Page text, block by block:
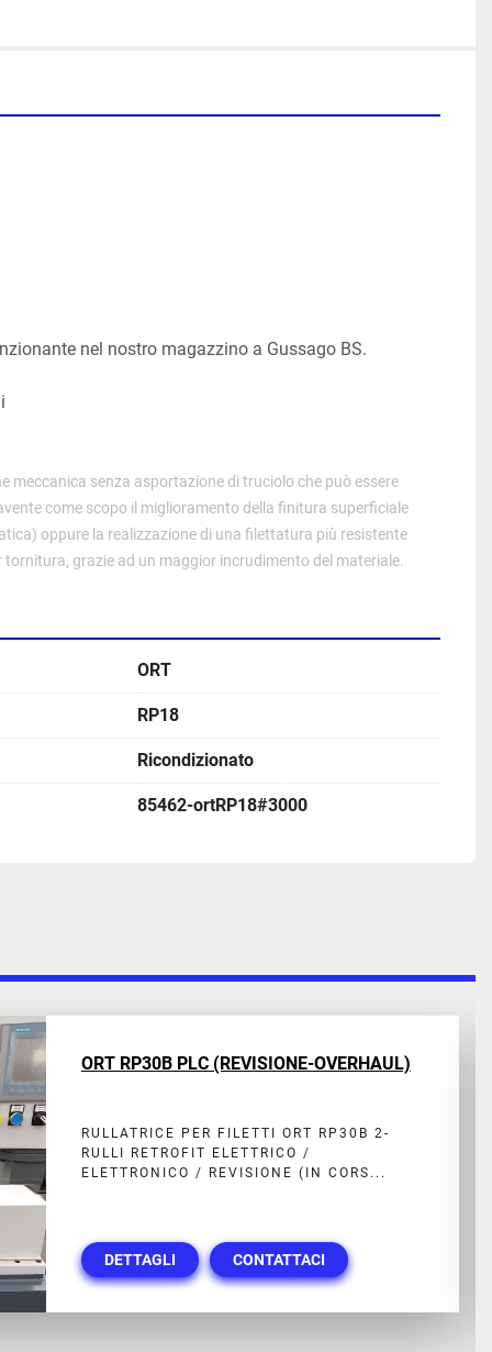
nel nostro magazzino a Gussago BS.
meccanica senza asportazione di truciolo che può essere
come scopo il miglioramento della finitura superficiale
) oppure la realizzazione di una filettatura più resistente
tornitura, grazie ad un maggior incrudimento del materiale.
ORT
RP18
Ricondizionato
85462-ortRP18#3000
ORT RP18
RULLATRICE PER FILETTI ORT RP18
DIAMETRO MANDRINI 69.95 LA
È VISIBILE FUNZIO...
DETTAGLI